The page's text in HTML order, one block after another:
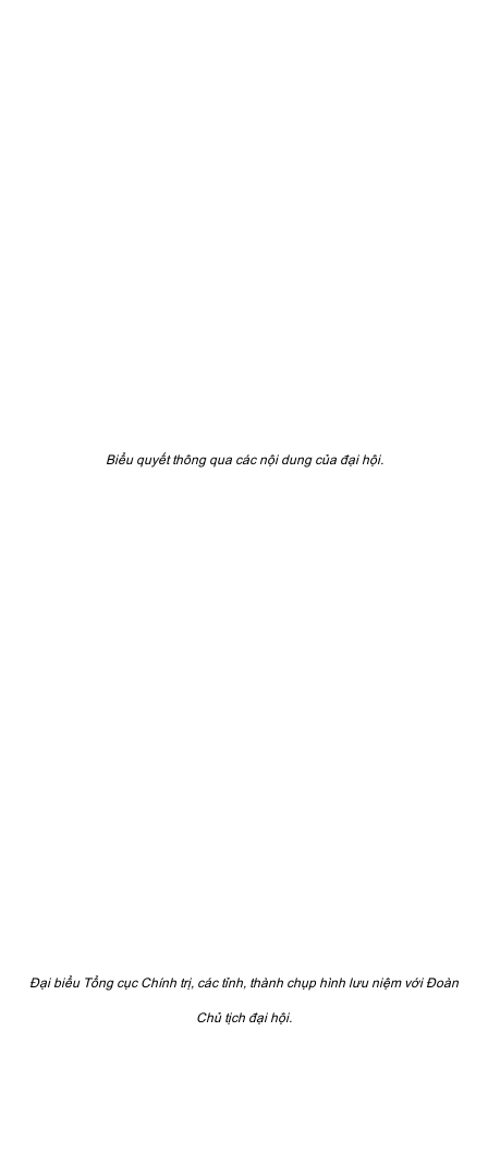
Biểu quyết thông qua các nội dung của đại hội.
Đại biểu Tổng cục Chính trị, các tỉnh, thành chụp hình lưu niệm với Đoàn
Chủ tịch đại hội.